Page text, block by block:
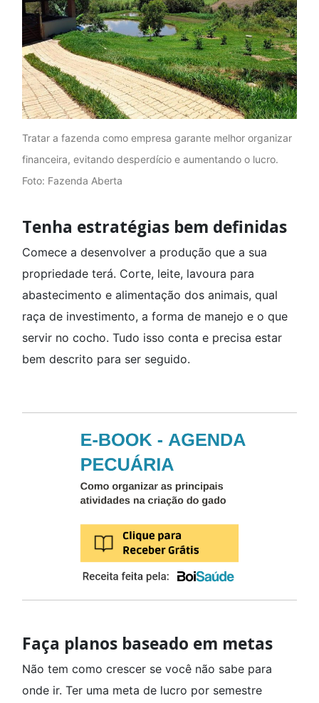
Tratar a fazenda como empresa garante melhor organizar
financeira, evitando desperdício e aumentando o lucro.
Foto: Fazenda Aberta
Tenha estratégias bem definidas
Comece a desenvolver a produção que a sua
propriedade terá. Corte, leite, lavoura para
abastecimento e alimentação dos animais, qual
raça de investimento, a forma de manejo e o que
servir no cocho. Tudo isso conta e precisa estar
bem descrito para ser seguido.
Faça planos baseado em metas
Não tem como crescer se você não sabe para
onde ir. Ter uma meta de lucro por semestre